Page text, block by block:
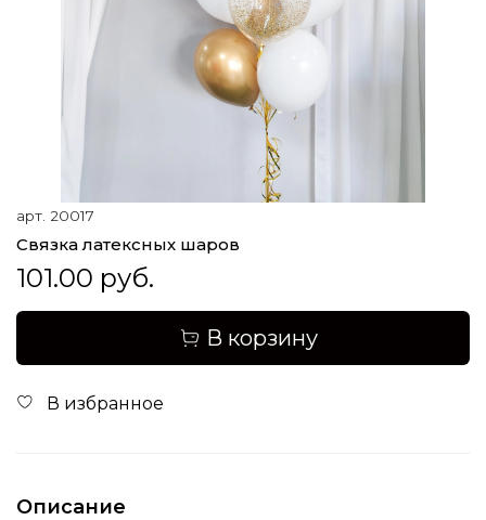
арт. 20017
Связка латексных шаров
101.00 руб.
В корзину
В избранное
Описание